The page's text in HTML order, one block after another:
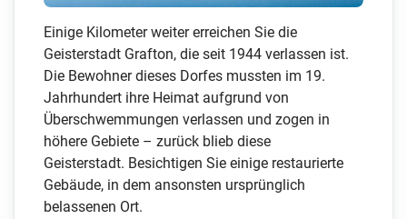
Einige Kilometer weiter erreichen Sie die
Geisterstadt Grafton, die seit 1944 verlassen ist.
Die Bewohner dieses Dorfes mussten im 19.
Jahrhundert ihre Heimat aufgrund von
Überschwemmungen verlassen und zogen in
höhere Gebiete – zurück blieb diese
Geisterstadt. Besichtigen Sie einige restaurierte
Gebäude, in dem ansonsten ursprünglich
belassenen Ort.